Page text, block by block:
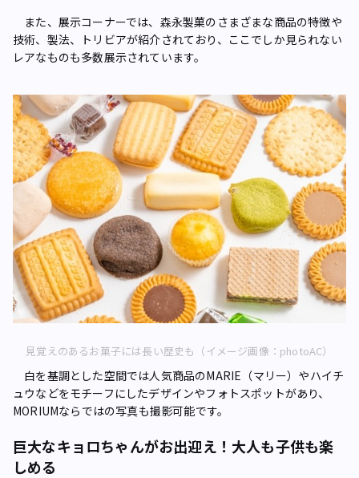
また、展示コーナーでは、森永製菓のさまざまな商品の特徴や
技術、製法、トリビアが紹介されており、ここでしか見られない
レアなものも多数展示されています。
見覚えのあるお菓子には長い歴史も（イメージ画像：photoAC）
白を基調とした空間では人気商品のMARIE（マリー）やハイチ
ュウなどをモチーフにしたデザインやフォトスポットがあり、
MORIUMならではの写真も撮影可能です。
巨大なキョロちゃんがお出迎え！大人も子供も楽
しめる